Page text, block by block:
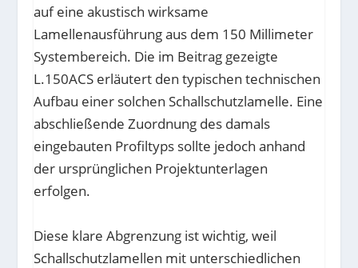
auf eine akustisch wirksame
Lamellenausführung aus dem 150 Millimeter
Systembereich. Die im Beitrag gezeigte
L.150ACS erläutert den typischen technischen
Aufbau einer solchen Schallschutzlamelle. Eine
abschließende Zuordnung des damals
eingebauten Profiltyps sollte jedoch anhand
der ursprünglichen Projektunterlagen
erfolgen.
Diese klare Abgrenzung ist wichtig, weil
Schallschutzlamellen mit unterschiedlichen